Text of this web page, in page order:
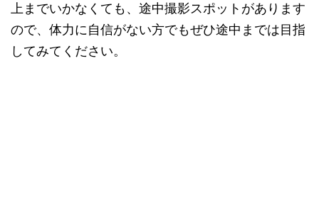
上までいかなくても、途中撮影スポットがあります
ので、体力に自信がない方でもぜひ途中までは目指
してみてください。